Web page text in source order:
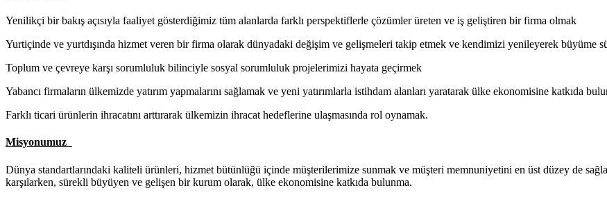
Yenilikçi bir bakış açısıyla faaliyet gösterdiğimiz tüm alanlarda farklı perspektiflerle çözümler üreten ve iş geliştiren bir firma olmak
Yurtiçinde ve yurtdışında hizmet veren bir firma olarak dünyadaki değişim ve gelişmeleri takip etmek ve kendimizi yenileyerek büyüme
Toplum ve çevreye karşı sorumluluk bilinciyle sosyal sorumluluk projelerimizi hayata geçirmek
Yabancı firmaların ülkemizde yatırım yapmalarını sağlamak ve yeni yatırımlarla istihdam alanları yaratarak ülke ekonomisine katkıda
Farklı ticari ürünlerin ihracatını arttırarak ülkemizin ihracat hedeflerine ulaşmasında rol oynamak.
Misyonumuz
Dünya standartlarındaki kaliteli ürünleri, hizmet bütünlüğü içinde müşterilerimize sunmak ve müşteri memnuniyetini en üst düzey de
karşılarken, sürekli büyüyen ve gelişen bir kurum olarak, ülke ekonomisine katkıda bulunma.